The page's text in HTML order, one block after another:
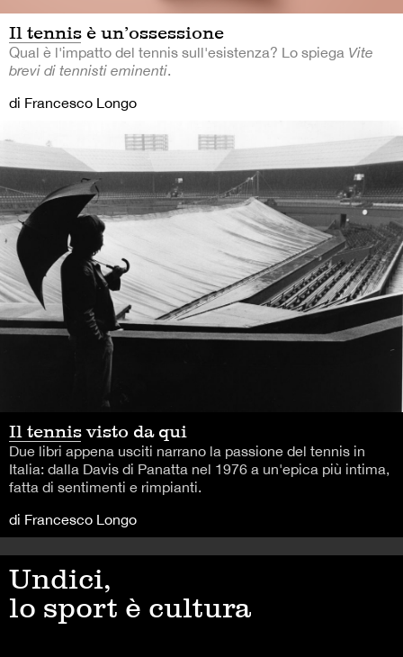
Il tennis è un’ossessione
Qual è l'impatto del tennis sull'esistenza? Lo spiega Vite
brevi di tennisti eminenti.
di Francesco Longo
Il tennis visto da qui
Due libri appena usciti narrano la passione del tennis in
Italia: dalla Davis di Panatta nel 1976 a un'epica più intima,
fatta di sentimenti e rimpianti.
di Francesco Longo
Undici,
lo sport è cultura